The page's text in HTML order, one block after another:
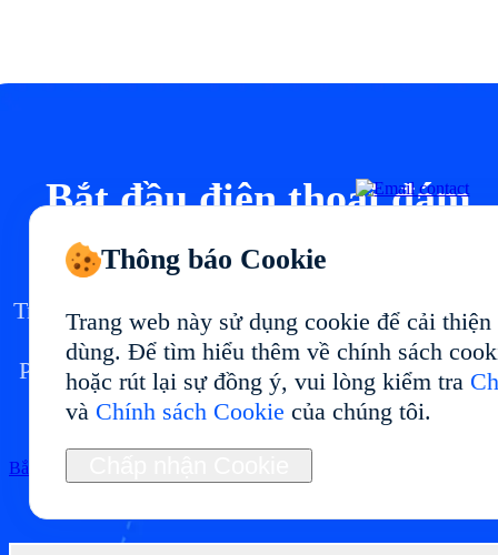
Bắt đầu điện thoại đám
mây của bạn tại
Triển khai môi trường điện thoại đám mây tại
hiệu suất ổn định và cách dùng linh hoạt.
Phù hợp cho quản lý đa tài khoản, kiểm thử ứng
dụng, tự động hóa và vận hành dài hạn.
Bắt đầu
Thông báo Cookie
Trang web này sử dụng cookie để cải
dùng. Để tìm hiểu thêm về chính sách
hoặc rút lại sự đồng ý, vui lòng kiểm tra
và Chính sách Cookie của chúng tôi.